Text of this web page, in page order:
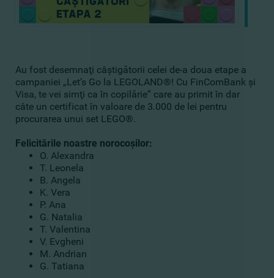
Au fost desemnaţi câştigătorii celei de-a doua etape a
campaniei „Let’s Go la LEGOLAND®! Cu FinComBank şi
Visa, te vei simţi ca în copilărie” care au primit în dar
câte un certificat în valoare de 3.000 de lei pentru
procurarea unui set LEGO®.
Felicitările noastre norocoşilor:
O. Alexandra
T. Leonela
B. Angela
K. Vera
P. Ana
G. Natalia
T. Valentina
V. Evgheni
M. Andrian
G. Tatiana